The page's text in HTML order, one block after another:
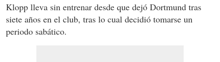
Klopp lleva sin entrenar desde que dejó Dortmund tras
siete años en el club, tras lo cual decidió tomarse un
periodo sabático.